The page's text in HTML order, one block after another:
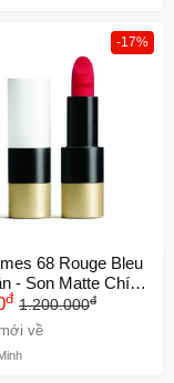
-17%
68 Rouge Bleu
- Son Matte Chính
Trọng, Màu Đỏ
Dưỡng Ẩm Môi
đ 1.200.000đ
về